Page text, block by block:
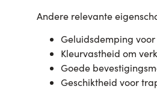
Andere relevante
Geluidsdemping
Kleurvastheid om
Goede
Geschiktheid voor